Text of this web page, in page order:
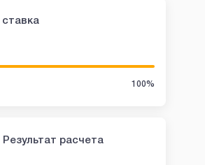
ставка
100%
Результат расчета